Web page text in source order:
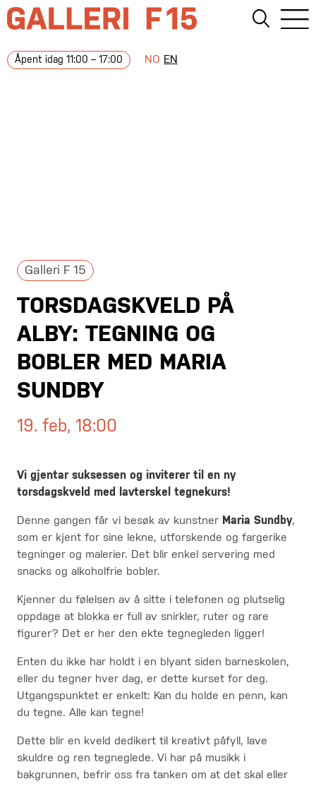
Åpent idag 11:00 – 17:00 NO EN
Galleri F 15
TORSDAGSKVELD PÅ
ALBY: TEGNING OG
BOBLER MED MARIA
SUNDBY
19. feb, 18:00
Vi gjentar suksessen og inviterer til en ny
torsdagskveld med lavterskel tegnekurs!
Denne gangen får vi besøk av kunstner Maria Sundby,
som er kjent for sine lekne, utforskende og fargerike
tegninger og malerier. Det blir enkel servering med
snacks og alkoholfrie bobler.
Kjenner du følelsen av å sitte i telefonen og plutselig
oppdage at blokka er full av snirkler, ruter og rare
figurer? Det er her den ekte tegnegleden ligger!
Enten du ikke har holdt i en blyant siden barneskolen,
eller du tegner hver dag, er dette kurset for deg.
Utgangspunktet er enkelt: Kan du holde en penn, kan
du tegne. Alle kan tegne!
Dette blir en kveld dedikert til kreativt påfyll, lave
skuldre og ren tegneglede. Vi har på musikk i
bakgrunnen, befrir oss fra tanken om at det skal eller